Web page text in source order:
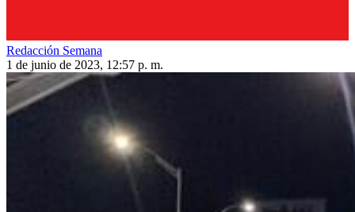
Redacción Semana
1 de junio de 2023, 12:57 p. m.